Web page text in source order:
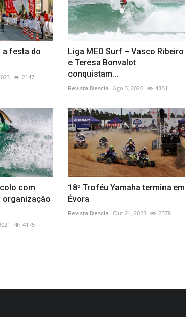
a festa do
2147
Liga MEO Surf – Vasco Ribeiro
e Teresa Bonvalot
conquistam...
Revista Descla Ago 3, 2020 4881
com
organização
4175
18º Troféu Yamaha termina em
Évora
Revista Descla Out 24, 2023 2378